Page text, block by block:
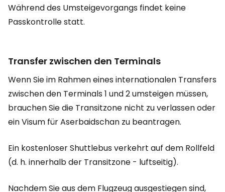
Während des Umsteigevorgangs findet keine
Passkontrolle statt.
Transfer zwischen den Terminals
Wenn Sie im Rahmen eines internationalen Transfers
zwischen den Terminals 1 und 2 umsteigen müssen,
brauchen Sie die Transitzone nicht zu verlassen oder
ein Visum für Aserbaidschan zu beantragen.
Ein kostenloser Shuttlebus verkehrt auf dem Rollfeld
(d. h. innerhalb der Transitzone - luftseitig).
Nachdem Sie aus dem Flugzeug ausgestiegen sind,